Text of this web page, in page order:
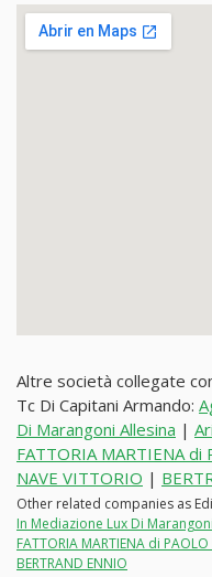
Altre società collegate
Tc Di Capitani Armando:
Di Marangoni Allesina |
FATTORIA MARTIENA di
NAVE VITTORIO |
Other related companies as
In Mediazione Lux Di
FATTORIA MARTIENA di PAOLO
BERTRAND ENNIO